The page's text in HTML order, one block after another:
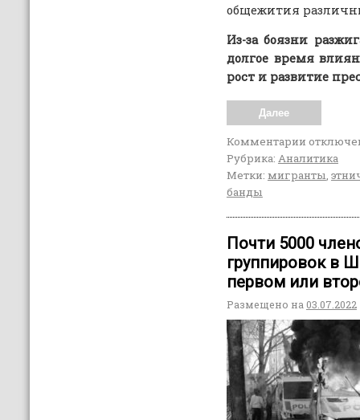
общежития
Из-за боязни
долгое время
рост и развитие
Далее
Комментарии
Рубрика: Аналитика
Метки: мигранты
банды
Почти 5000
группировок в
первом или
Размещено на 03.07.2022